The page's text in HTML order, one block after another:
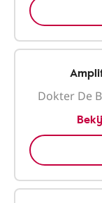
Dokter De